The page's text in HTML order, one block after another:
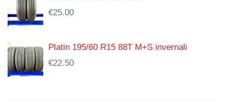
€25.00
Platin 195/60 R15 88T M+S invernali
€22.50